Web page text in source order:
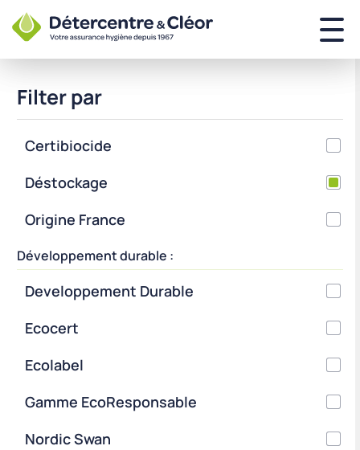
Filter par
Certibiocide
Déstockage
Origine France
Développement durable :
Developpement Durable
Ecocert
Ecolabel
Gamme EcoResponsable
Nordic Swan